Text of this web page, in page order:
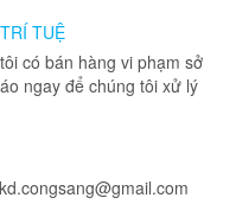
TUỆ
có bán hàng vi phạm sở
ngay để chúng tôi xử lý